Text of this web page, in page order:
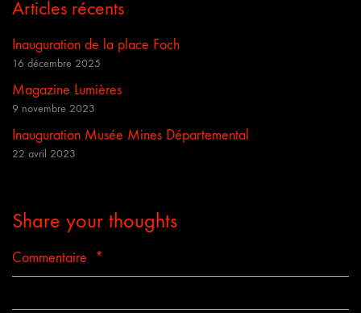
Articles récents
Inauguration de la place Foch
16 décembre 2025
Magazine Lumières
9 novembre 2023
Inauguration Musée Mines Départemental
22 avril 2023
Share your thoughts
Commentaire *